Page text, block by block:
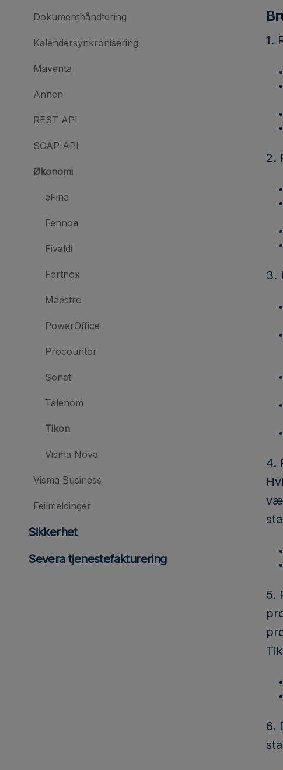
Dokumenthåndtering
Kalendersynkronisering
Maventa
Annen
REST API
SOAP API
Økonomi
eFina
Fennoa
Fivaldi
Fortnox
Maestro
PowerOffice
Procountor
Sonet
Talenom
Tikon
Visma Nova
Visma Business
Feilmeldinger
Sikkerhet
Severa tjenestefakturering
1.
2.
3.
4.
5.
6.